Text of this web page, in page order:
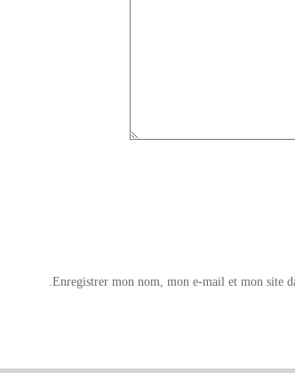
Enregistrer mon nom, mon e-mail et mon site